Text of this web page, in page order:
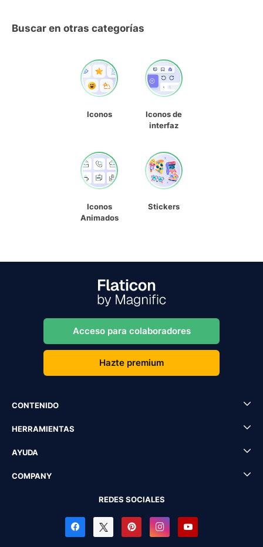
Buscar en otras categorías
Iconos
Iconos de
interfaz
Iconos
Animados
Stickers
Acceso para colaboradores
Hazte premium
CONTENIDO
HERRAMIENTAS
AYUDA
COMPANY
REDES SOCIALES